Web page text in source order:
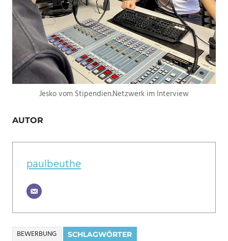
Jesko vom Stipendien.Netzwerk im Interview
AUTOR
paulbeuthe
SCHLAGWÖRTER
BEWERBUNG